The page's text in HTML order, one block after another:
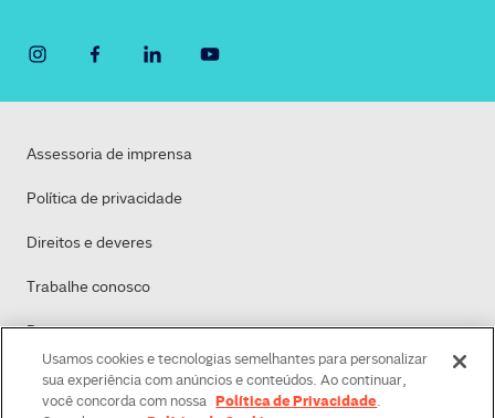
Assessoria de imprensa
Política de privacidade
Direitos e deveres
Trabalhe conosco
Dasa
Política de Cookies
Usamos cookies e tecnologias semelhantes para personalizar
sua experiência com anúncios e conteúdos. Ao continuar,
você concorda com nossa Política de Privacidade.